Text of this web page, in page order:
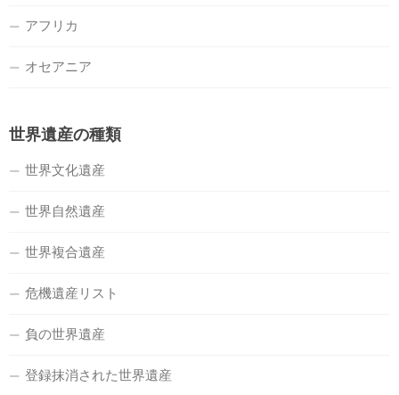
アフリカ
オセアニア
世界遺産の種類
世界文化遺産
世界自然遺産
世界複合遺産
危機遺産リスト
負の世界遺産
登録抹消された世界遺産